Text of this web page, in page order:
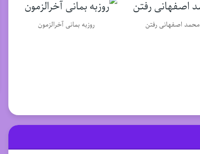
محمد اصفهانی رفتن روزبه بمانی آخرالزمون